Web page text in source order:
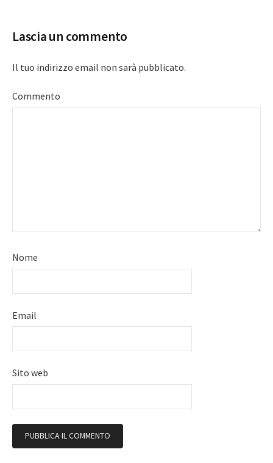
Lascia un commento
Il tuo indirizzo email non sarà pubblicato.
Commento
Nome
Email
Sito web